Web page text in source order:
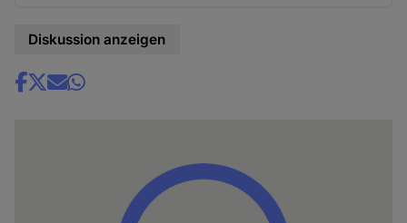
Diskussion anzeigen
Share